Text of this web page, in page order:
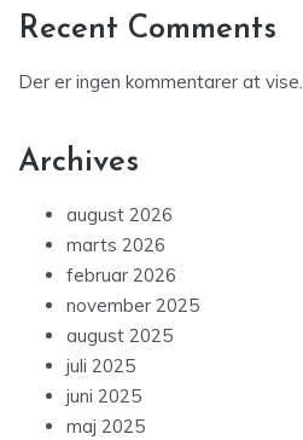
Recent Comments
Der er ingen kommentarer at vise.
Archives
august 2026
marts 2026
februar 2026
november 2025
august 2025
juli 2025
juni 2025
maj 2025